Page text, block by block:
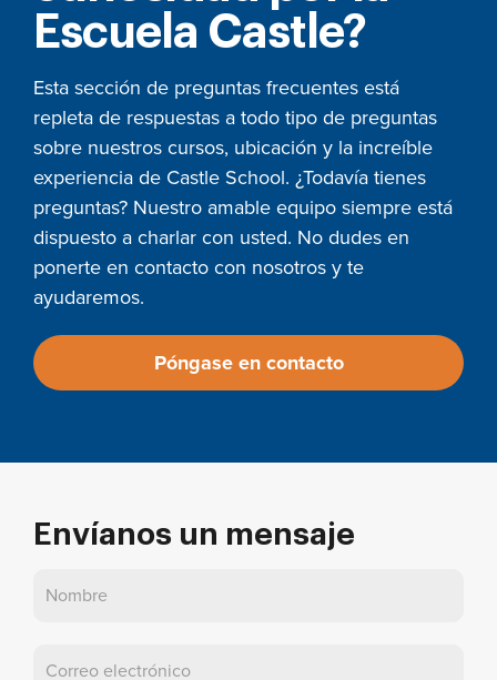
Escuela Castle?
Esta sección de preguntas frecuentes está
repleta de respuestas a todo tipo de preguntas
sobre nuestros cursos, ubicación y la increíble
experiencia de Castle School. ¿Todavía tienes
preguntas? Nuestro amable equipo siempre está
dispuesto a charlar con usted. No dudes en
ponerte en contacto con nosotros y te
ayudaremos.
Póngase en contacto
Envíanos un mensaje
Póngase
contacto